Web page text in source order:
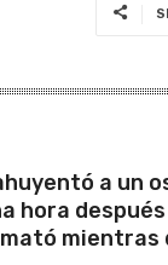
a un
hora
mientras